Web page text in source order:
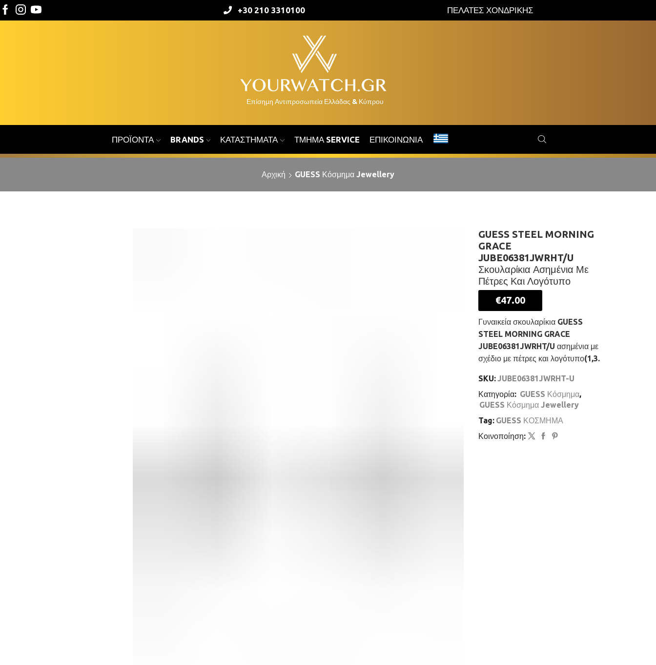
+30 210 3310100 ΠΕΛΑΤΕΣ ΧΟΝΔΡΙΚΗΣ
ΠΡΟΪΌΝΤΑ BRANDS ΚΑΤΑΣΤΉΜΑΤΑ ΤΜΉΜΑ SERVICE ΕΠΙΚΟΙΝΩΝΊΑ
Αρχική GUESS Κόσμημα Jewellery
GUESS STEEL MORNING
GRACE
JUBE06381JWRHT/U
Σκουλαρίκια Ασημένια Με
Πέτρες Και Λογότυπο
€47.00
Γυναικεία σκουλαρίκια GUESS
STEEL MORNING GRACE
JUBE06381JWRHT/U ασημένια με
σχέδιο με πέτρες και λογότυπο(1,3.
SKU:JUBE06381JWRHT-U
Κατηγορία: GUESS Κόσμημα,
GUESS Κόσμημα Jewellery
Tag: GUESS ΚΟΣΜΗΜΑ
Κοινοποίηση: